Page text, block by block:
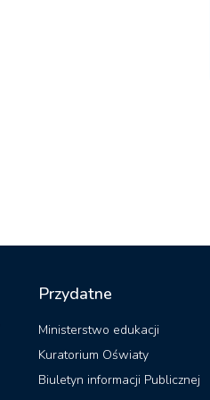
Przydatne
Ministerstwo edukacji
Kuratorium Oświaty
Biuletyn informacji Publicznej